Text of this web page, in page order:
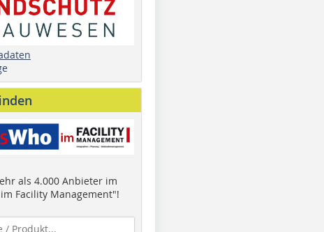
als 4.000 Anbieter im
Facility Management"!